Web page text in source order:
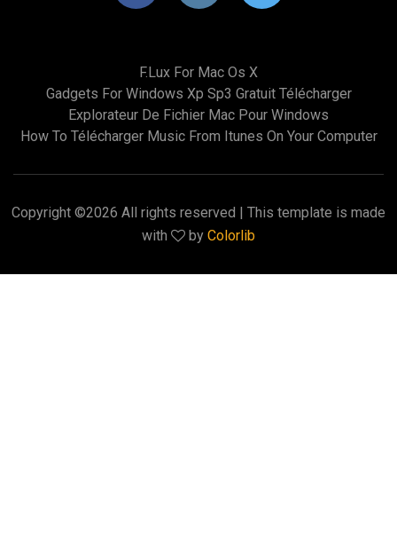
F.lux For Mac Os X
Gadgets For Windows Xp Sp3 Gratuit Télécharger
Explorateur De Fichier Mac Pour Windows
How To Télécharger Music From Itunes On Your Computer
Copyright ©2026 All rights reserved | This template is made
with
by Colorlib